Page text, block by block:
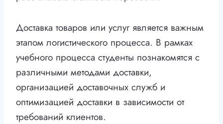
Доставка товаров или услуг является важным
этапом логистического процесса. В рамках
учебного процесса студенты познакомятся с
различными методами доставки,
организацией доставочных служб и
оптимизацией доставки в зависимости от
требований клиентов.